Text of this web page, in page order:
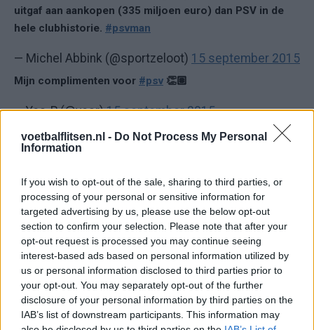
voetbalflitsen.nl - Do Not Process My Personal
Information
If you wish to opt-out of the sale, sharing to third parties, or
processing of your personal or sensitive information for
targeted advertising by us, please use the below opt-out
section to confirm your selection. Please note that after your
opt-out request is processed you may continue seeing
interest-based ads based on personal information utilized by
us or personal information disclosed to third parties prior to
your opt-out. You may separately opt-out of the further
disclosure of your personal information by third parties on the
IAB’s list of downstream participants. This information may
uitgaf aan aankopen (335 miljoen euro) dan PSV in de
hele clubhistorie. #psvman
— Michel Abbink (@sportzeloot) 15 september 2015
Mijn complimenten voor #psv 👏🏽
— Yes-R (@yesr)15 september 2015
#PSVzorgt voor opkikker die Nederlandse voetbal
nodig heeft. Schitterende zege op Manchester United.
— Mike Verweij (@MikeVerweij)15 september 2015
Pittig ploegje dat PSV. Straalde veel vanaf. Dat is ergens
vol voor gaan!
— Mark Tuitert (@marktuitert)15 september 2015
Vanavond is heel Nederland even voor PSV!#PSVMan
— Rámon (@ramon3fm)15 september 2015